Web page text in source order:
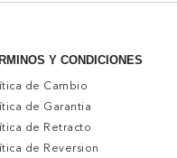
Y CONDICIONES
de Cambio
de Garantia
de Retracto
de Reversion